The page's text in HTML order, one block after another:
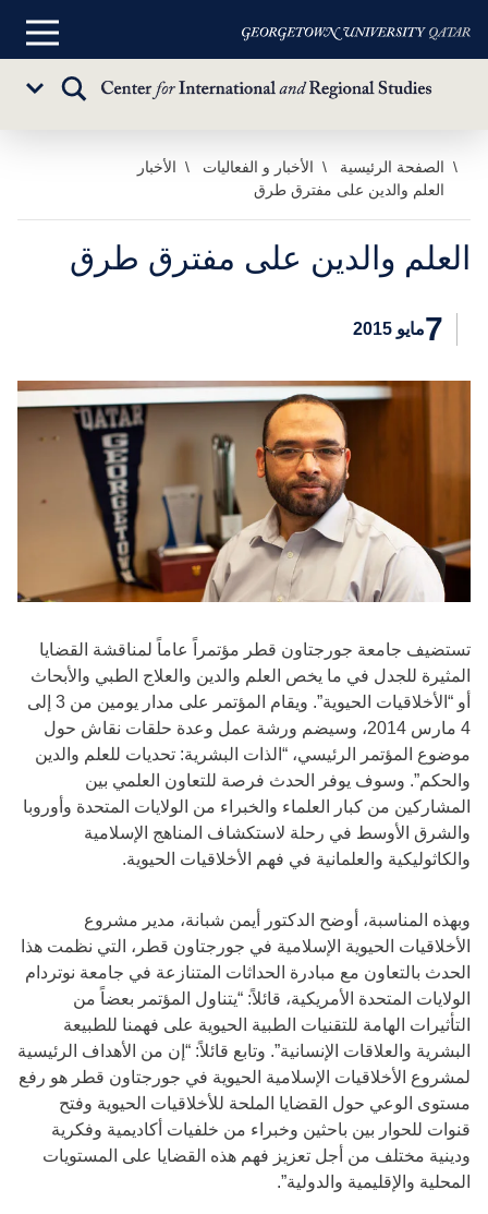
تخطي
المحتوى
الرئيسي
القائمة
تبديل
الصفحة الرئيسية الأخبار و الفعاليات
الأخبار
العلم والدين على مفترق طرق
العلم والدين على مفترق طرق
7مايو 2015
تستضيف جامعة جورجتاون قطر مؤتمراً عاماً لمناقشة القضايا
المثيرة للجدل في ما يخص العلم والدين والعلاج الطبي والأبحاث
أو “الأخلاقيات الحيوية”. ويقام المؤتمر على مدار يومين من 3 إلى
4 مارس 2014، وسيضم ورشة عمل وعدة حلقات نقاش حول
موضوع المؤتمر الرئيسي، “الذات البشرية: تحديات للعلم والدين
والحكم”. وسوف يوفر الحدث فرصة للتعاون العلمي بين
المشاركين من كبار العلماء والخبراء من الولايات المتحدة وأوروبا
والشرق الأوسط في رحلة لاستكشاف المناهج الإسلامية
والكاثوليكية والعلمانية في فهم الأخلاقيات الحيوية.
وبهذه المناسبة، أوضح الدكتور أيمن شبانة، مدير مشروع
الأخلاقيات الحيوية الإسلامية في جورجتاون قطر، التي نظمت هذا
الحدث بالتعاون مع مبادرة الحداثات المتنازعة في جامعة نوتردام
الولايات المتحدة الأمريكية، قائلاً: “يتناول المؤتمر بعضاً من
التأثيرات الهامة للتقنيات الطبية الحيوية على فهمنا للطبيعة
البشرية والعلاقات الإنسانية”. وتابع قائلاً: “إن من الأهداف الرئيسية
لمشروع الأخلاقيات الإسلامية الحيوية في جورجتاون قطر هو رفع
مستوى الوعي حول القضايا الملحة للأخلاقيات الحيوية وفتح
قنوات للحوار بين باحثين وخبراء من خلفيات أكاديمية وفكرية
ودينية مختلف من أجل تعزيز فهم هذه القضايا على المستويات
المحلية والإقليمية والدولية”.